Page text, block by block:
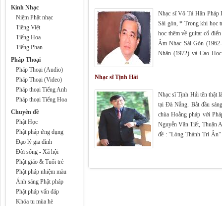
Kinh Nhạc
Niệm Phật nhạc
Tiêng Việt
Tiếng Hoa
Tiếng Phạn
Pháp Thoại
Pháp Thoại (Audio)
Pháp Thoại (Video)
Pháp thoại Tiếng Anh
Pháp thoại Tiếng Hoa
Chuyên đề
Phật Học
Phật pháp ứng dụng
Đạo lý gia đình
Đời sống - Xã hội
Phật giáo & Tuổi trẻ
Phật pháp nhiệm màu
Ánh sáng Phật pháp
Phật pháp vấn đáp
Khóa tu mùa hè
Nhạc sĩ Võ Tá Hân Pháp
Sài gòn, * Trong khi học
học thêm về guitar cổ
Âm Nhạc Sài Gòn
Nhân (1972) và Cao
Nhạc sĩ Tịnh Hải
Nhạc sĩ Tịnh Hải tên thật
tại Đà Nẵng. Bắt đầu
chùa Hoằng pháp với
Nguyễn Văn Tiết, Thuận
đề : "Lòng Thành Tri